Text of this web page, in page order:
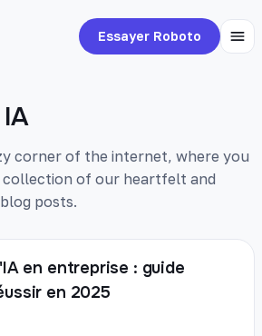
Essayer Roboto
corner of the internet, where you
of our heartfelt and
posts.
en entreprise : guide
en 2025